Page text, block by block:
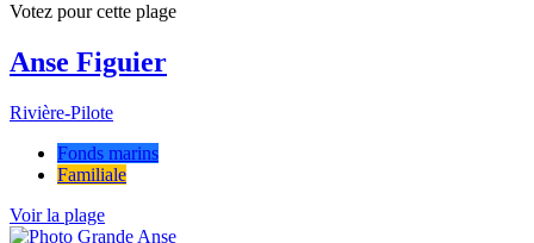
Votez pour cette plage
Anse Figuier
Rivière-Pilote
Fonds marins
Familiale
Voir la plage